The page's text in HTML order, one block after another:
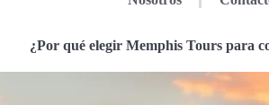
¿Por qué elegir Memphis Tours para